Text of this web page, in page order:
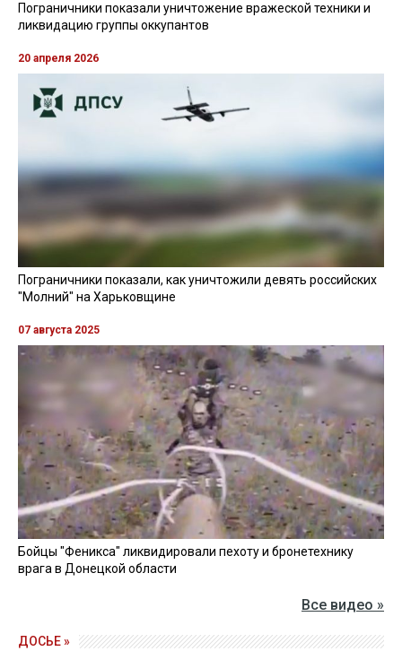
Пограничники показали уничтожение вражеской техники и
ликвидацию группы оккупантов
20 апреля 2026
Пограничники показали, как уничтожили девять российских
"Молний" на Харьковщине
07 августа 2025
Бойцы "Феникса" ликвидировали пехоту и бронетехнику
врага в Донецкой области
Все видео »
ДОСЬЕ »